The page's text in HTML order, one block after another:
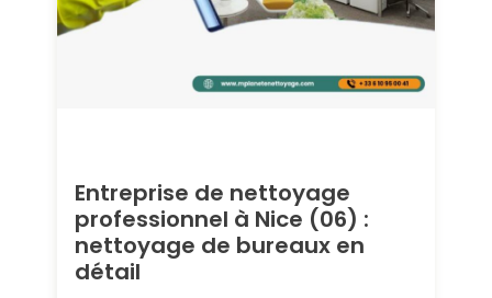
Entreprise de nettoyage
professionnel à Nice (06) :
nettoyage de bureaux en
détail